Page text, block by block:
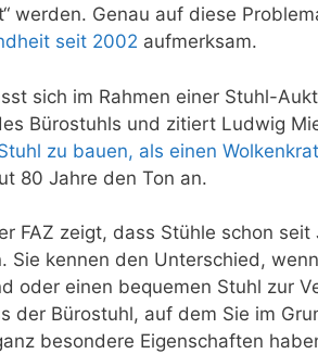
werden. Genau auf diese
seit 2002 aufmerksam.
sich im Rahmen einer Stuhl-
Bürostuhls und zitiert Ludwig
zu bauen, als einen
80 Jahre den Ton an.
FAZ zeigt, dass Stühle schon
Sie kennen den Unterschied,
oder einen bequemen Stuhl zur
der Bürostuhl, auf dem Sie im
besondere Eigenschaften